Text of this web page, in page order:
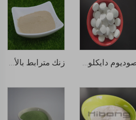
صوديوم دايكلوروإيسوسيانورات (SDIC) زنك مترابط بالأحماض الأمينية